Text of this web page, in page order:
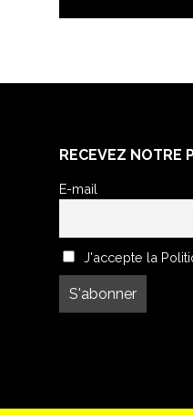
RECEVEZ NOTRE
E-mail
J'accepte la